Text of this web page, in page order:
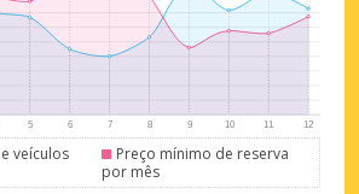
veículos
Preço mínimo de reserva
por mês